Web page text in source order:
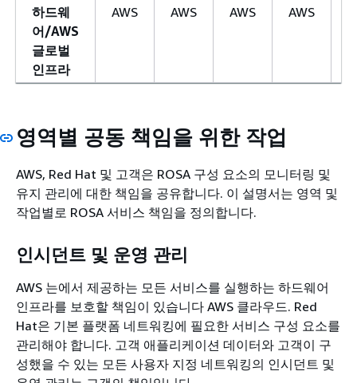
하드웨
어/AWS
글로벌
인프라
AWS AWS AWS AWS
영역별 공동 책임을 위한 작업
AWS, Red Hat 및 고객은 ROSA 구성 요소의 모니터링 및
유지 관리에 대한 책임을 공유합니다. 이 설명서는 영역 및
작업별로 ROSA 서비스 책임을 정의합니다.
인시던트 및 운영 관리
AWS 는에서 제공하는 모든 서비스를 실행하는 하드웨어
인프라를 보호할 책임이 있습니다 AWS 클라우드. Red
Hat은 기본 플랫폼 네트워킹에 필요한 서비스 구성 요소를
관리해야 합니다. 고객 애플리케이션 데이터와 고객이 구
성했을 수 있는 모든 사용자 지정 네트워킹의 인시던트 및